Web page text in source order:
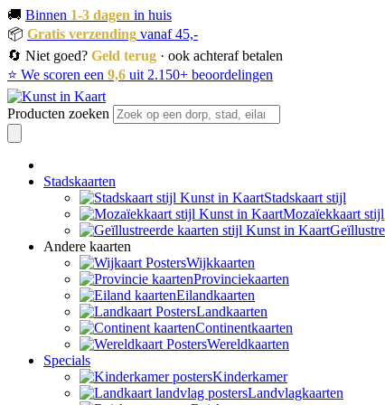
🚚 Binnen 1-3 dagen in huis
📦 Gratis verzending vanaf 45,-
🔄 Niet goed? Geld terug · ook achteraf betalen
⭐ We scoren een 9,6 uit 2.150+ beoordelingen
Producten zoeken
Stadskaarten
Stadskaart stijl
Mozaïekkaart stijl
Andere kaarten
Wijkkaarten
Provinciekaarten
Eilandkaarten
Landkaarten
Continentkaarten
Wereldkaarten
Specials
Kinderkamer
Landvlagkaarten